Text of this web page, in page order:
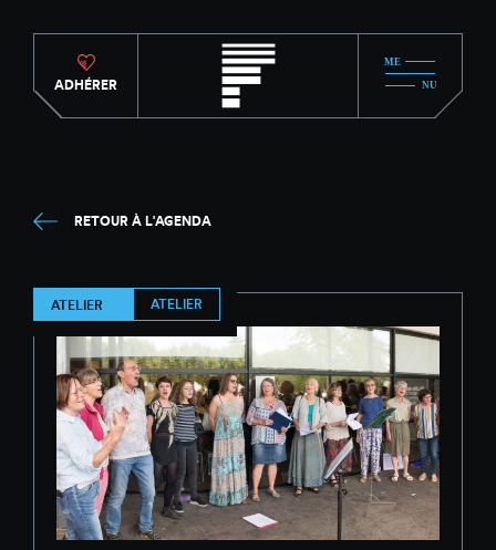
ADHÉRER
RETOUR À L'AGENDA
ATELIER ATELIER